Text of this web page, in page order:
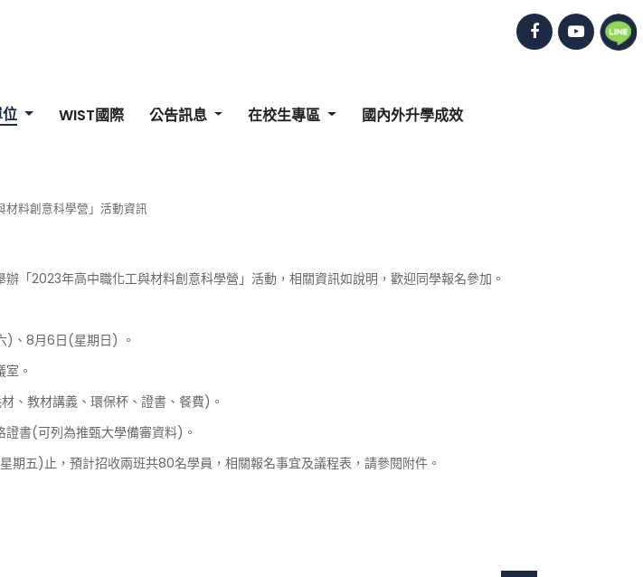
WIST國際 公告訊息 在校生專區 國內外升學成效
料創意科學營」活動資訊
「2023年高中職化工與材料創意科學營」活動，相關資訊如說明，歡迎同學報名參加。
)、8月6日(星期日) 。
。
、教材講義、環保杯、證書、餐費)。
書(可列為推甄大學備審資料)。
期五)止，預計招收兩班共80名學員，相關報名事宜及議程表，請參閱附件。